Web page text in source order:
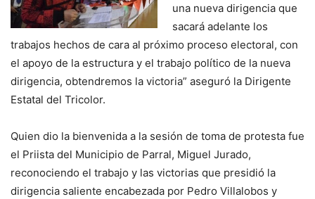
una nueva dirigencia que
sacará adelante los
trabajos hechos de cara al próximo proceso electoral, con
el apoyo de la estructura y el trabajo político de la nueva
dirigencia, obtendremos la victoria” aseguró la Dirigente
Estatal del Tricolor.
Quien dio la bienvenida a la sesión de toma de protesta fue
el Priista del Municipio de Parral, Miguel Jurado,
reconociendo el trabajo y las victorias que presidió la
dirigencia saliente encabezada por Pedro Villalobos y